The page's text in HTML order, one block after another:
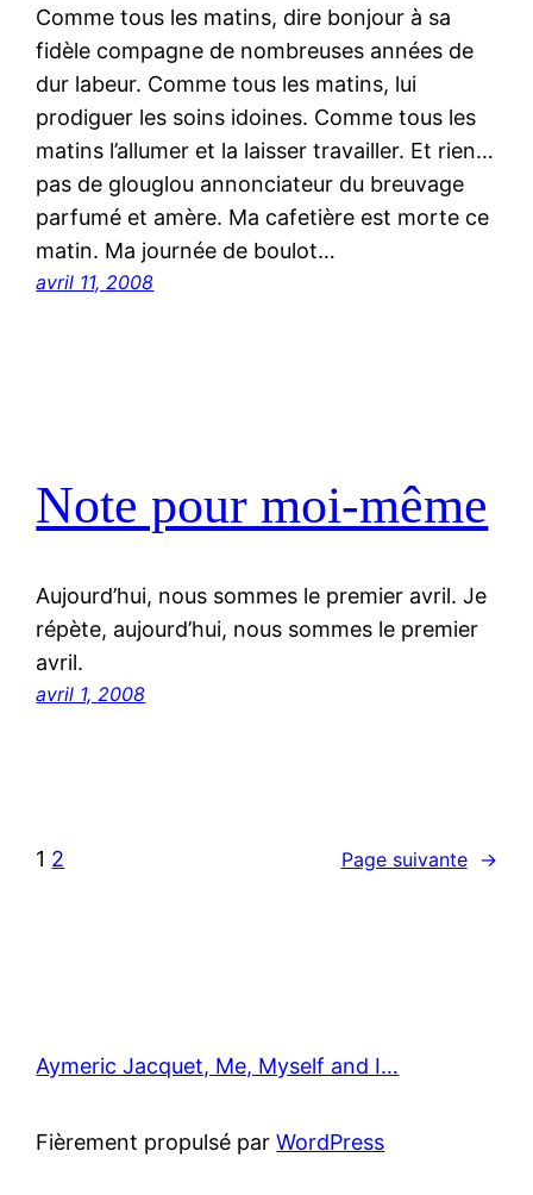
Comme tous les matins, dire bonjour à sa
fidèle compagne de nombreuses années de
dur labeur. Comme tous les matins, lui
prodiguer les soins idoines. Comme tous les
matins l’allumer et la laisser travailler. Et rien…
pas de glouglou annonciateur du breuvage
parfumé et amère. Ma cafetière est morte ce
matin. Ma journée de boulot…
avril 11, 2008
Note pour moi-même
Aujourd’hui, nous sommes le premier avril. Je
répète, aujourd’hui, nous sommes le premier
avril.
avril 1, 2008
1 2 Page suivante →
Aymeric Jacquet, Me, Myself and I…
Fièrement propulsé parWordPress